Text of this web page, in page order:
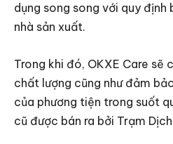
dụng song song với quy định
nhà sản xuất.
Trong khi đó, OKXE Care sẽ
chất lượng cũng như đảm
của phương tiện trong suốt
cũ được bán ra bởi Trạm